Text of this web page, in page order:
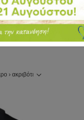
στις καλύτερες τιμές